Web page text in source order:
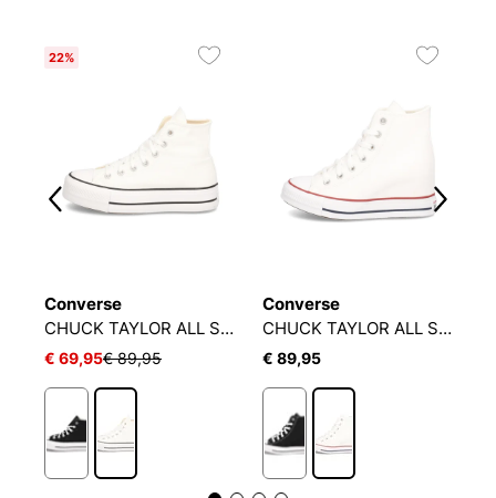
22%
Converse
CHUCK TAYLOR ALL STAR PLATFORM
€ 69,95€ 89,95
Converse
CHUCK TAYLOR ALL STAR CLASSIC WEDGE
€ 89,95